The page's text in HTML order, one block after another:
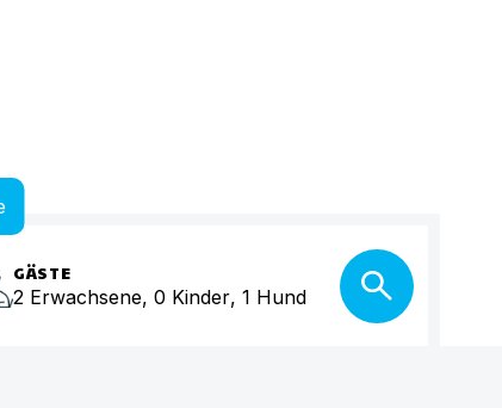
GÄSTE
2 Erwachsene, 0 Kinder, 1 Hund